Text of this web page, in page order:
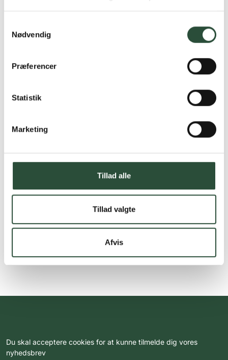
Nødvendig
Præferencer
Statistik
Marketing
Tillad alle
Tillad valgte
Afvis
produkter – altid til fast lav pris.
Læs mere om Uglecare.dk her
Du skal acceptere cookies for at kunne tilmelde dig vores
nyhedsbrev